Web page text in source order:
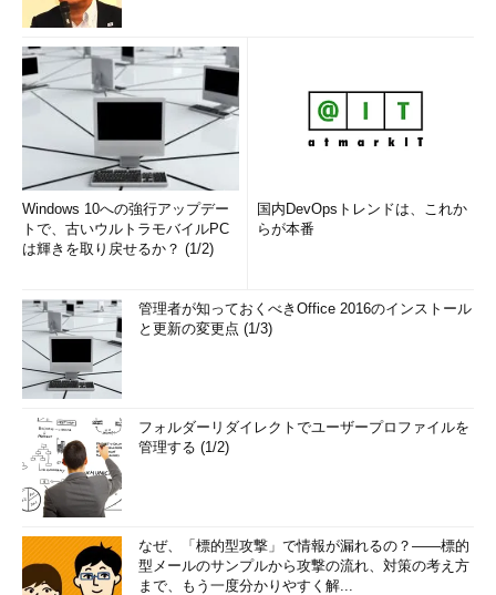
Windows 10への強行アップデー
トで、古いウルトラモバイルPC
は輝きを取り戻せるか？ (1/2)
国内DevOpsトレンドは、これか
らが本番
管理者が知っておくべきOffice 2016のインストール
と更新の変更点 (1/3)
フォルダーリダイレクトでユーザープロファイルを
管理する (1/2)
なぜ、「標的型攻撃」で情報が漏れるの？――標的
型メールのサンプルから攻撃の流れ、対策の考え方
まで、もう一度分かりやすく解...